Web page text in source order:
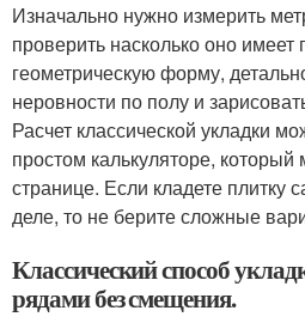
Изначально нужно измерить
проверить насколько оно
геометрическую форму,
неровности по полу и
Расчет классической укладки
простом калькуляторе,
странице. Если кладете плитку
деле, то не берите сложные
Классический способ
рядами без смещения.